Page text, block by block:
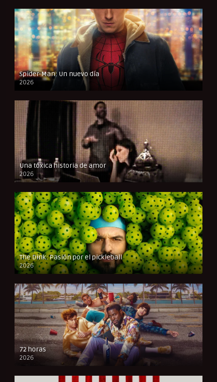
Spider-Man: Un nuevo día
2026
CAM
Una tóxica historia de amor
2026
FULL HD
The Dink: Pasión por el pickleball
2026
FULL HD
72 horas
2026
FULL HD